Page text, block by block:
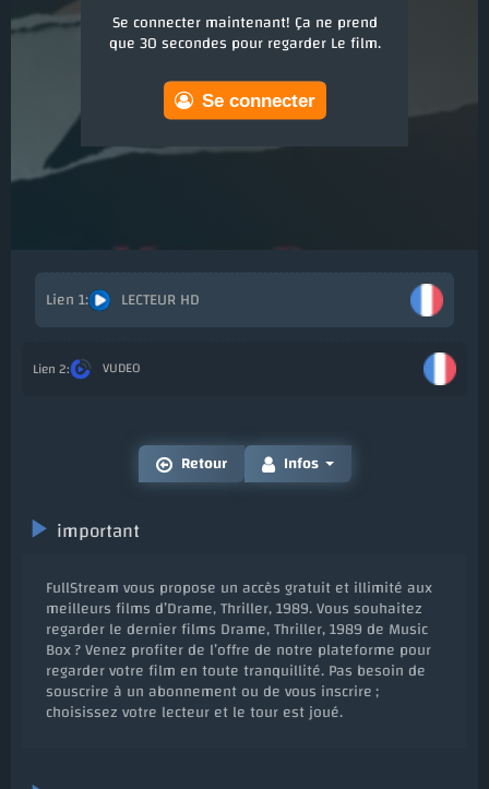
Se connecter maintenant! Ça ne prend
que 30 secondes pour regarder Le film.
Se connecter
LECTEUR HD
VUDEO
Retour Infos
important
FullStream vous propose un accès gratuit et illimité aux
meilleurs films d’Drame, Thriller, 1989. Vous souhaitez
regarder le dernier films Drame, Thriller, 1989 de Music
Box ? Venez profiter de l’offre de notre plateforme pour
regarder votre film en toute tranquillité. Pas besoin de
souscrire à un abonnement ou de vous inscrire ;
choisissez votre lecteur et le tour est joué.